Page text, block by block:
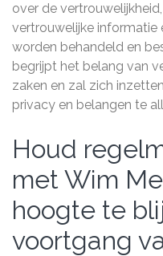
over de
vertrouwelijke informatie
worden behandeld en
begrijpt het belang van
zaken en zal zich
privacy en belangen te
Houd
met Wim
hoogte te
voortgang